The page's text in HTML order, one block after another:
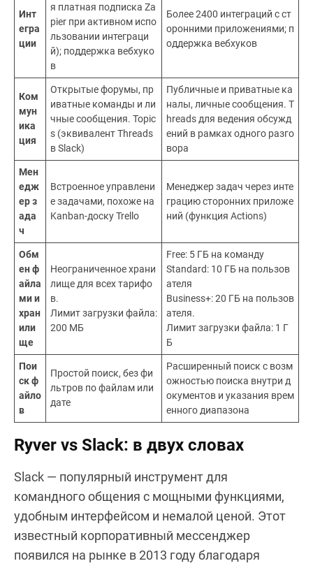
Инт
егра
ции
я платная подписка Za
pier при активном испо
льзовании интеграци
й); поддержка вебхуко
в
Более 2400 интеграций с ст
оронними приложениями; п
оддержка вебхуков
Ком
мун
ика
ция
Открытые форумы, пр
иватные команды и ли
чные сообщения. Topic
s (эквивалент Threads
в Slack)
Публичные и приватные ка
налы, личные сообщения. T
hreads для ведения обсужд
ений в рамках одного разго
вора
Мен
едж
ер з
ада
ч
Встроенное управлени
е задачами, похоже на
Kanban-доску Trello
Менеджер задач через инте
грацию сторонних приложе
ний (функция Actions)
Обм
ен ф
айла
ми и
хран
или
ще
Неограниченное храни
лище для всех тарифо
в.
Лимит загрузки файла:
200 МБ
Free: 5 ГБ на команду
Standard: 10 ГБ на пользов
ателя
Business+: 20 ГБ на пользов
ателя.
Лимит загрузки файла: 1 Г
Б
Пои
ск ф
айло
в
Простой поиск, без фи
льтров по файлам или
дате
Расширенный поиск с возм
ожностью поиска внутри д
окументов и указания врем
енного диапазона
Ryver vs Slack: в двух словах
Slack — популярный инструмент для
командного общения с мощными функциями,
удобным интерфейсом и немалой ценой. Этот
известный корпоративный мессенджер
появился на рынке в 2013 году благодаря